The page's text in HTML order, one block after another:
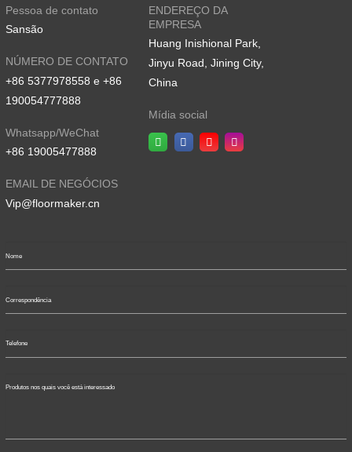
Pessoa de contato
Sansão
NÚMERO DE CONTATO
+86 5377978558 e +86
190054777888
Whatsapp/WeChat
+86 19005477888
EMAIL DE NEGÓCIOS
Vip@floormaker.cn
ENDEREÇO DA
EMPRESA
Huang Inishional Park,
Jinyu Road, Jining City,
China
Mídia social